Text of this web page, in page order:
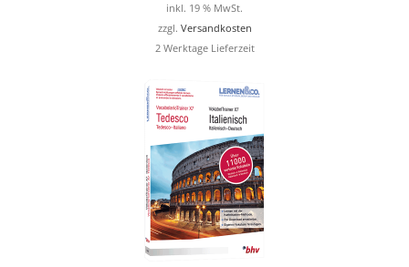
inkl. 19 % MwSt.
zzgl. Versandkosten
2 Werktage Lieferzeit